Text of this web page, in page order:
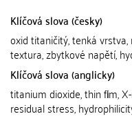
Klíčová slova (česky)
oxid titaničitý, tenká
textura, zbytkové napětí,
Klíčová slova (anglicky)
titanium dioxide, thin ﬁlm,
residual stress,